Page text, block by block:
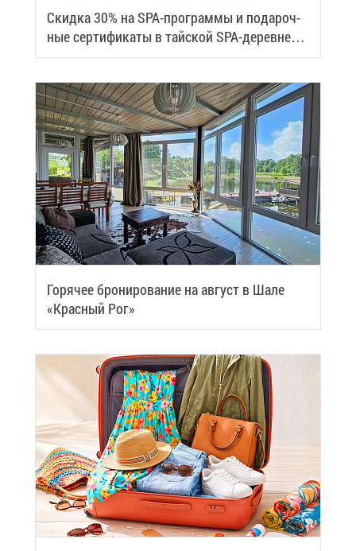
Скид­ка 30% на SPA-про­грам­мы и по­да­роч­
ные сер­ти­фи­ка­ты в тай­ской SPA-де­ревне
Samui
Го­ря­чее бро­ни­ро­ва­ние на ав­густ в Ша­ле
«Крас­ный Рог»